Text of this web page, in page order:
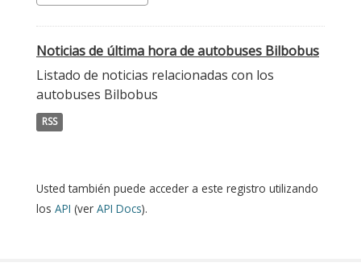
Noticias de última hora de autobuses Bilbobus
Listado de noticias relacionadas con los
autobuses Bilbobus
RSS
Usted también puede acceder a este registro utilizando
los API (ver API Docs).